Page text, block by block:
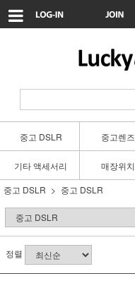
중고 DSLR 중고렌즈
기타 액세서리 매장위치
중고 DSLR
중고 DSLR
정렬